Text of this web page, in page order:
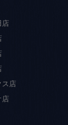
店
ス店
店